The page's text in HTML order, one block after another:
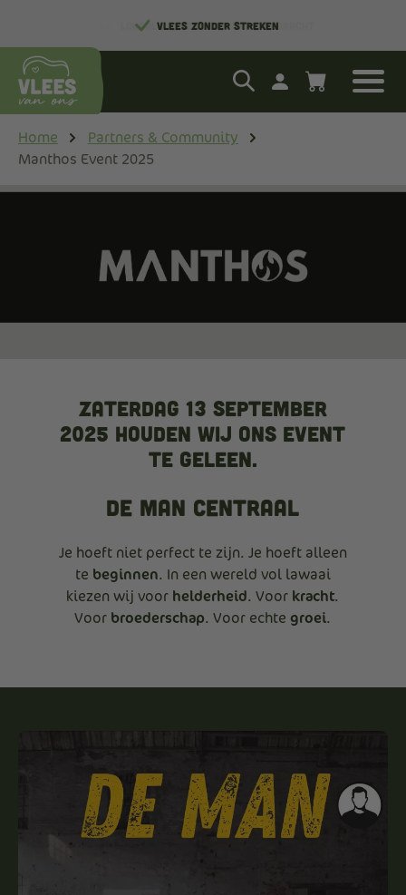
VLEES ZONDER STREKEN
LOKAAL EN MET ZORG GROOTGEBRACHT
Home
Partners & Community
Manthos Event 2025
Zaterdag 13 september
2025 houden wij ons event
te Geleen.
DE MAN CENTRAAL
Je hoeft niet perfect te zijn. Je hoeft alleen
te beginnen. In een wereld vol lawaai
kiezen wij voor helderheid. Voor kracht.
Voor broederschap. Voor echtegroei.